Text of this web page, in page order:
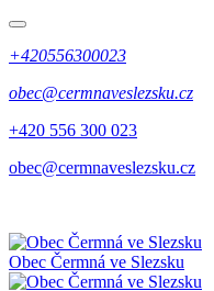
+420556300023
obec@cermnaveslezsku.cz
+420 556 300 023
obec@cermnaveslezsku.cz
Obec Čermná ve Slezsku